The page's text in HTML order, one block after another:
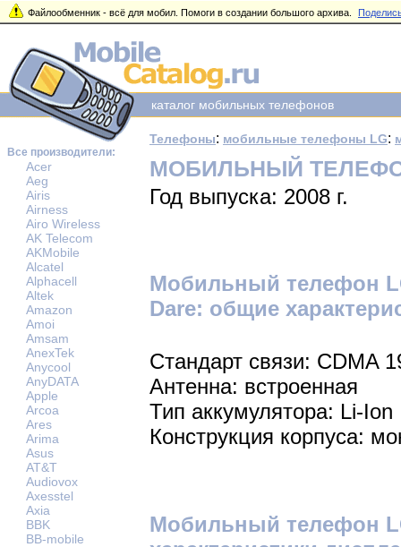
Файлообменник - всё для мобил. Помоги в создании большого архива.
Все производители:
Acer
Aeg
Airis
Airness
Airo Wireless
AK Telecom
AKMobile
Alcatel
Alphacell
Altek
Amazon
Amoi
Amsam
AnexTek
Anycool
AnyDATA
Apple
Arcoa
Ares
Arima
Asus
AT&T
Audiovox
Axesstel
Axia
BBK
BB-mobile
каталог мобильных телефонов
Телефоны: мобильные телефоны LG:
МОБИЛЬНЫЙ
Год выпуска: 2008 г.
Мобильный телефон
Dare: общие
Стандарт связи: CDMA
Антенна: встроенная
Тип аккумулятора: Li-Ion
Конструкция корпуса:
Мобильный телефон